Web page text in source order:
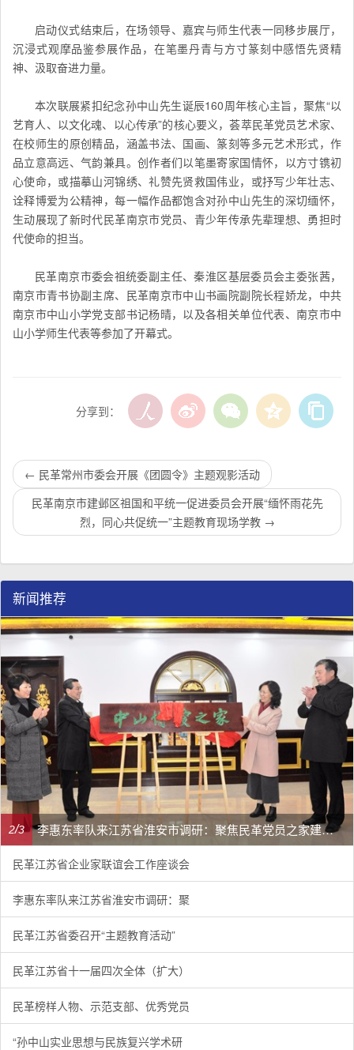
启动仪式结束后，在场领导、嘉宾与师生代表一同移步展厅，
沉浸式观摩品鉴参展作品，在笔墨丹青与方寸篆刻中感悟先贤精
神、汲取奋进力量。
本次联展紧扣纪念孙中山先生诞辰160周年核心主旨，聚焦“以
艺育人、以文化魂、以心传承”的核心要义，荟萃民革党员艺术家、
在校师生的原创精品，涵盖书法、国画、篆刻等多元艺术形式，作
品立意高远、气韵兼具。创作者们以笔墨寄家国情怀，以方寸镌初
心使命，或描摹山河锦绣、礼赞先贤救国伟业，或抒写少年壮志、
诠释博爱为公精神，每一幅作品都饱含对孙中山先生的深切缅怀，
生动展现了新时代民革南京市党员、青少年传承先辈理想、勇担时
代使命的担当。
民革南京市委会祖统委副主任、秦淮区基层委员会主委张茜，
南京市青书协副主席、民革南京市中山书画院副院长程娇龙，中共
南京市中山小学党支部书记杨晴，以及各相关单位代表、 南京市中
山小学师生代表等参加了开幕式。
分享到：
← 民革常州市委会开展《团圆令》主题观影活动
民革南京市建邺区祖国和平统一促进委员会开展“缅怀雨花先
烈，同心共促统一”主题教育现场学教 →
新闻推荐
李惠东率队来江苏省淮安市调研：聚焦民革党员之家建设管理、学龄前儿童爱国主义教育
2/3
民革江苏省企业家联谊会工作座谈会
李惠东率队来江苏省淮安市调研：聚
民革江苏省委召开“主题教育活动”
民革江苏省十一届四次全体（扩大）
民革榜样人物、示范支部、优秀党员
“孙中山实业思想与民族复兴学术研